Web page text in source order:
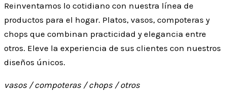
Reinventamos lo cotidiano con nuestra línea de
productos para el hogar. Platos, vasos, compoteras y
chops que combinan practicidad y elegancia entre
otros. Eleve la experiencia de sus clientes con nuestros
diseños únicos.
vasos / compoteras / chops / otros